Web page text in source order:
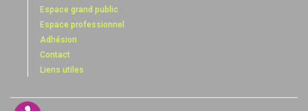
Espace grand public
Espace professionnel
Adhésion
Contact
Liens utiles